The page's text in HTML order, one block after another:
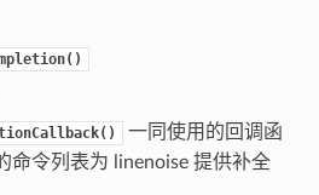
一同使用的回调函
命令列表为 linenoise 提供补全